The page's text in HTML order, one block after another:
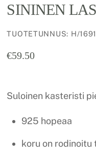
SININEN
TUOTETUNNUS: H/1691
€59.50
Suloinen kasteristi
925 hopeaa
koru on rodinoitu